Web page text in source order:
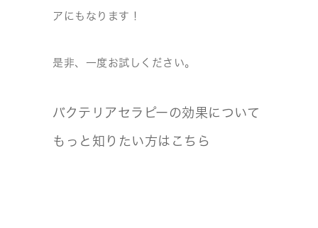
アにもなります！
是非、一度お試しください。
バクテリアセラピーの効果について
もっと知りたい方はこちら